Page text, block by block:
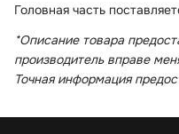
Головная часть
*Описание товара
производитель вправе
Точная информация